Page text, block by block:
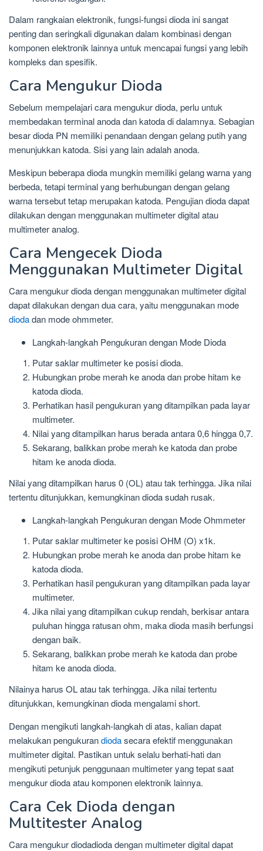
Dalam rangkaian elektronik, fungsi-fungsi dioda ini sangat
penting dan seringkali digunakan dalam kombinasi dengan
komponen elektronik lainnya untuk mencapai fungsi yang lebih
kompleks dan spesifik.
Cara Mengukur Dioda
Sebelum mempelajari cara mengukur dioda, perlu untuk
membedakan terminal anoda dan katoda di dalamnya. Sebagian
besar dioda PN memiliki penandaan dengan gelang putih yang
menunjukkan katoda. Sisi yang lain adalah anoda.
Meskipun beberapa dioda mungkin memiliki gelang warna yang
berbeda, tetapi terminal yang berhubungan dengan gelang
warna tersebut tetap merupakan katoda. Pengujian dioda dapat
dilakukan dengan menggunakan multimeter digital atau
multimeter analog.
Cara Mengecek Dioda
Menggunakan Multimeter Digital
Cara mengukur dioda dengan menggunakan multimeter digital
dapat dilakukan dengan dua cara, yaitu menggunakan mode
diodadan mode ohmmeter.
Langkah-langkah Pengukuran dengan Mode Dioda
Putar saklar multimeter ke posisi dioda.
Hubungkan probe merah ke anoda dan probe hitam ke
katoda dioda.
Perhatikan hasil pengukuran yang ditampilkan pada layar
multimeter.
Nilai yang ditampilkan harus berada antara 0,6 hingga 0,7.
Sekarang, balikkan probe merah ke katoda dan probe
hitam ke anoda dioda.
Nilai yang ditampilkan harus 0 (OL) atau tak terhingga. Jika nilai
tertentu ditunjukkan, kemungkinan dioda sudah rusak.
Langkah-langkah Pengukuran dengan Mode Ohmmeter
Putar saklar multimeter ke posisi OHM (O) x1k.
Hubungkan probe merah ke anoda dan probe hitam ke
katoda dioda.
Perhatikan hasil pengukuran yang ditampilkan pada layar
multimeter.
Jika nilai yang ditampilkan cukup rendah, berkisar antara
puluhan hingga ratusan ohm, maka dioda masih berfungsi
dengan baik.
Sekarang, balikkan probe merah ke katoda dan probe
hitam ke anoda dioda.
Nilainya harus OL atau tak terhingga. Jika nilai tertentu
ditunjukkan, kemungkinan dioda mengalami short.
Dengan mengikuti langkah-langkah di atas, kalian dapat
melakukan pengukurandiodasecara efektif menggunakan
multimeter digital. Pastikan untuk selalu berhati-hati dan
mengikuti petunjuk penggunaan multimeter yang tepat saat
mengukur dioda atau komponen elektronik lainnya.
Cara Cek Dioda dengan
Multitester Analog
Cara mengukur diodadioda dengan multimeter digital dapat